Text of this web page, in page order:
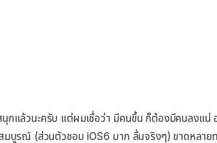
นุกแล้วนะครับ แต่ผมเชื่อว่า มีคนขึ้น ก็ต้องมีคนลงแน่
สมบูรณ์ (ส่วนตัวชอบ iOS6 มาก ลื่นจริงๆ) ขาดหลาย